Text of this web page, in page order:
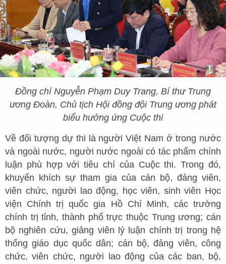
Đồng chí Nguyễn Phạm Duy Trang, Bí thư Trung
ương Đoàn, Chủ tịch Hội đồng đội Trung ương phát
biểu hưởng ứng Cuộc thi
Về đối tượng dự thi là người Việt Nam ở trong nước
và ngoài nước, người nước ngoài có tác phẩm chính
luận phù hợp với tiêu chí của Cuộc thi. Trong đó,
khuyến khích sự tham gia của cán bộ, đảng viên,
viên chức, người lao động, học viên, sinh viên Học
viện Chính trị quốc gia Hồ Chí Minh, các trường
chính trị tỉnh, thành phố trực thuộc Trung ương; cán
bộ nghiên cứu, giảng viên lý luận chính trị trong hệ
thống giáo dục quốc dân; cán bộ, đảng viên, công
chức, viên chức, người lao động của các ban, bộ,